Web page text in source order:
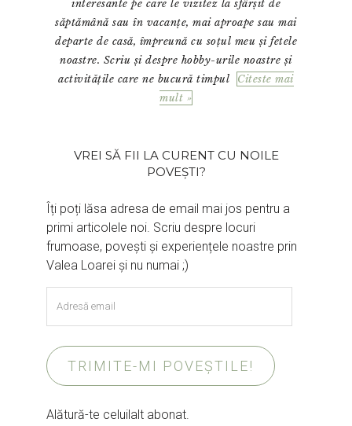
interesante pe care le vizitez la sfârșit de
săptămână sau în vacanțe, mai aproape sau mai
departe de casă, împreună cu soțul meu și fetele
noastre. Scriu și despre hobby-urile noastre și
activitățile care ne bucură timpul
Citeste mai
mult »
VREI SĂ FII LA CURENT CU NOILE
POVEȘTI?
Îți poți lăsa adresa de email mai jos pentru a
primi articolele noi. Scriu despre locuri
frumoase, povești și experiențele noastre prin
Valea Loarei și nu numai ;)
email
TRIMITE-MI POVEȘTILE!
Alătură-te celuilalt abonat.